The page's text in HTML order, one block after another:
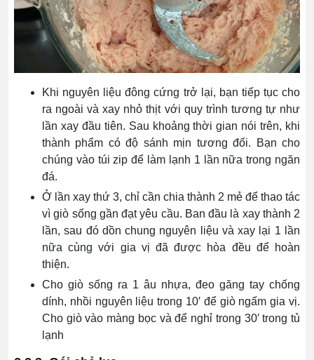
Khi nguyên liệu đông cứng trở lại, bạn tiếp tục cho
ra ngoài và xay nhỏ thịt với quy trình tương tự như
lần xay đầu tiên. Sau khoảng thời gian nói trên, khi
thành phẩm có độ sánh mịn tương đối. Bạn cho
chúng vào túi zip để làm lạnh 1 lần nữa trong ngăn
đá.
Ở lần xay thứ 3, chỉ cần chia thành 2 mẻ để thao tác
vì giò sống gần đạt yêu cầu. Ban đầu là xay thành 2
lần, sau đó dồn chung nguyên liệu và xay lại 1 lần
nữa cùng với gia vị đã được hòa đều để hoàn
thiện.
Cho giò sống ra 1 âu nhựa, đeo găng tay chống
dính, nhồi nguyên liệu trong 10′ để giò ngấm gia vị.
Cho giò vào màng bọc và để nghỉ trong 30′ trong tủ
lạnh